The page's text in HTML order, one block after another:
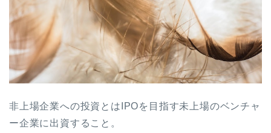
非上場企業への投資とはIPOを目指す未上場のベンチャ
ー企業に出資すること。